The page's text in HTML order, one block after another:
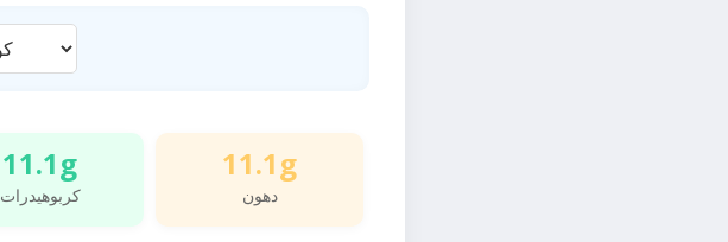
11.1g
كربوهيدرات
11.1g
دهون